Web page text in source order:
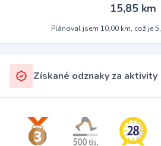
15,85 km
Plánoval jsem 10,00 km, což je
Získané odznaky za aktivity